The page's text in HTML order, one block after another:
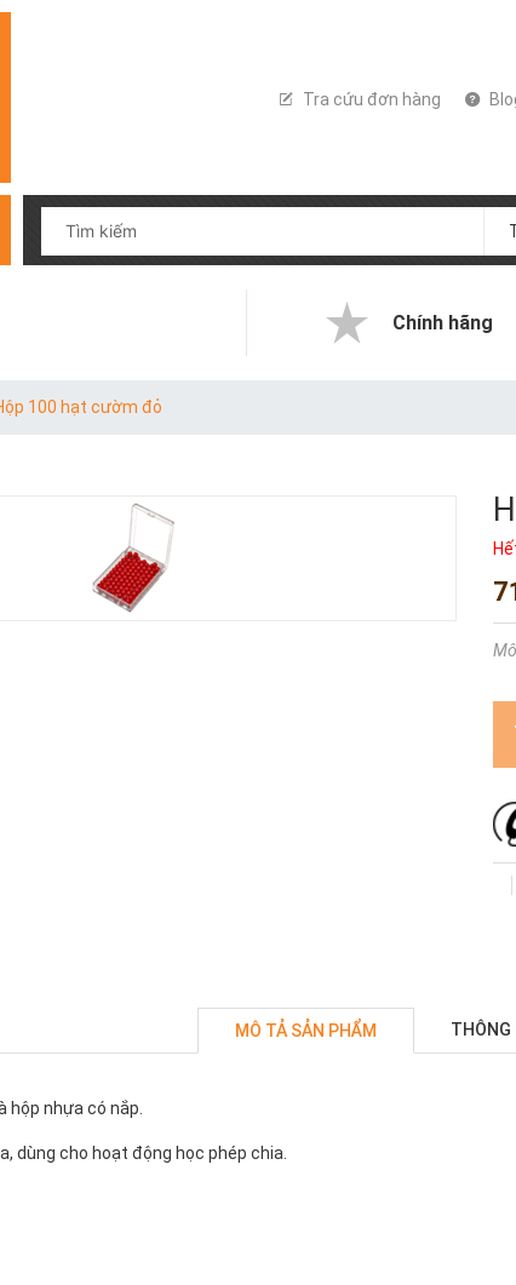
Tra cứu đơn hàng
Chính hãng
100 hạt cườm đỏ
MÔ TẢ SẢN PHẨM THÔNG
hộp nhựa có nắp.
dùng cho hoạt động học phép chia.